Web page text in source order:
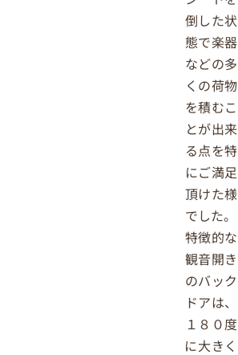
倒した状
態で楽器
などの多
くの荷物
を積むこ
とが出来
る点を特
にご満足
頂けた様
でした。
特徴的な
観音開き
のバック
ドアは、
１８０度
に大きく